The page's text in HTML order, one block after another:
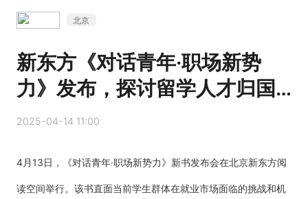
北京
新东方《对话青年·职场新势
力》发布，探讨留学人才归国
就业之路
2025-04-14 11:00
4月13日， 《对话青年·职场新势力》新书发布会在北京新东方阅
读空间举行。该书直面当前学生群体在就业市场面临的挑战和机